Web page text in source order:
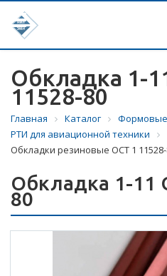
Обкладка 1-
11528-80
Главная Каталог
РТИ для авиационной техники
Обкладки резиновые ОСТ 1
Обкладка 1-11
80